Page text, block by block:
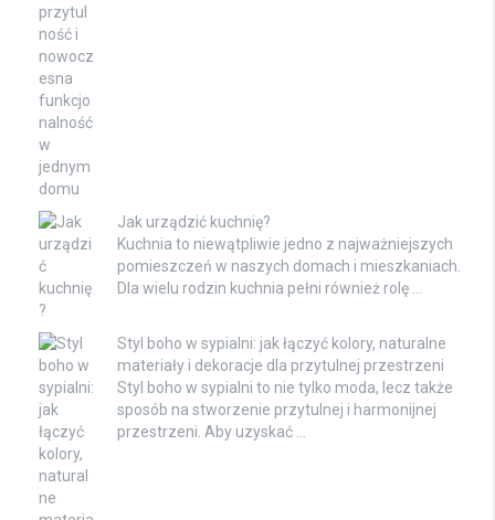
Jak urządzić kuchnię?
Kuchnia to niewątpliwie jedno z najważniejszych
pomieszczeń w naszych domach i mieszkaniach.
Dla wielu rodzin kuchnia pełni również rolę …
Styl boho w sypialni: jak łączyć kolory, naturalne
materiały i dekoracje dla przytulnej przestrzeni
Styl boho w sypialni to nie tylko moda, lecz także
sposób na stworzenie przytulnej i harmonijnej
przestrzeni. Aby uzyskać …